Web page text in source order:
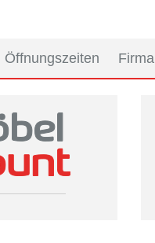
Öffnungszeiten Firma